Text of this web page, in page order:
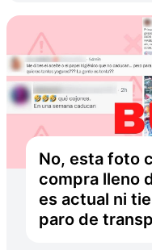
No, esta foto
compra lleno
es actual ni
paro de